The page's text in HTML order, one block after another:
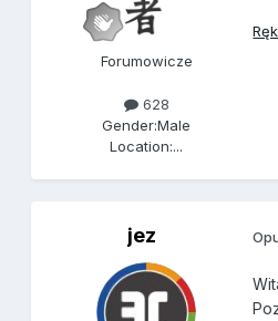
Forumowicze
628
Gender:Male
Location:...
jez